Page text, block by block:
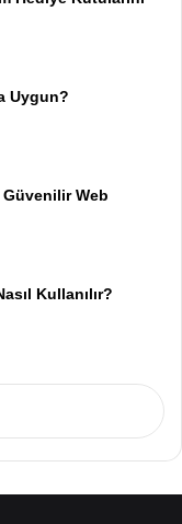
Uygun?
Web
Kullanılır?